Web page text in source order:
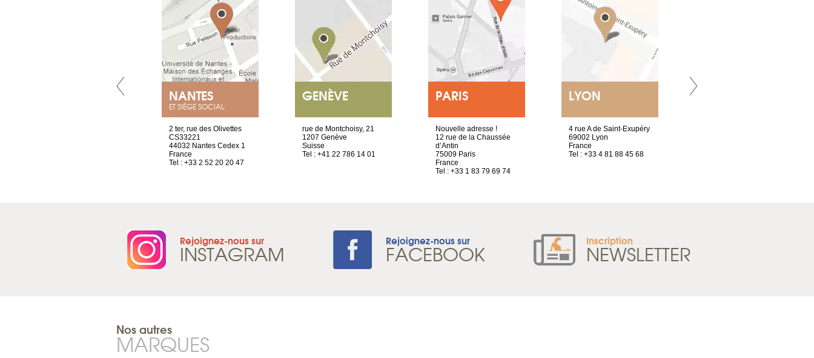
NANTES
ET SIÈGE SOCIAL
2 ter, rue des Olivettes
CS33221
44032 Nantes Cedex 1
France
Tel : +33 2 52 20 20 47
GENÈVE
rue de Montchoisy, 21
1207 Genève
Suisse
Tel : +41 22 786 14 01
PARIS
Nouvelle adresse !
12 rue de la Chaussée
d’Antin
75009 Paris
France
Tel : +33 1 83 79 69 74
LYON
4 rue A de Saint-Exupéry
69002 Lyon
France
Tel : +33 4 81 88 45 68
Rejoignez-nous sur
INSTAGRAM Rejoignez-nous sur
FACEBOOK Inscription
NEWSLETTER
Nos autres
MARQUES